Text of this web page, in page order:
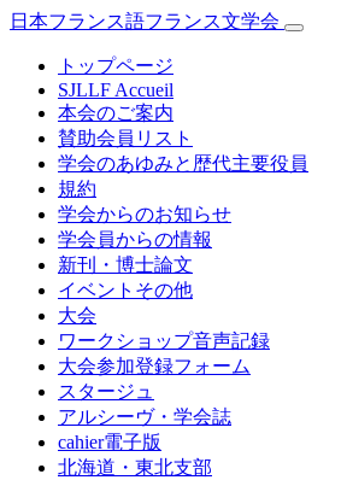
日本フランス語フランス文学会
トップページ
SJLLF Accueil
本会のご案内
賛助会員リスト
学会のあゆみと歴代主要役員
規約
学会からのお知らせ
学会員からの情報
新刊・博士論文
イベントその他
大会
ワークショップ音声記録
大会参加登録フォーム
スタージュ
アルシーヴ・学会誌
cahier電子版
北海道・東北支部